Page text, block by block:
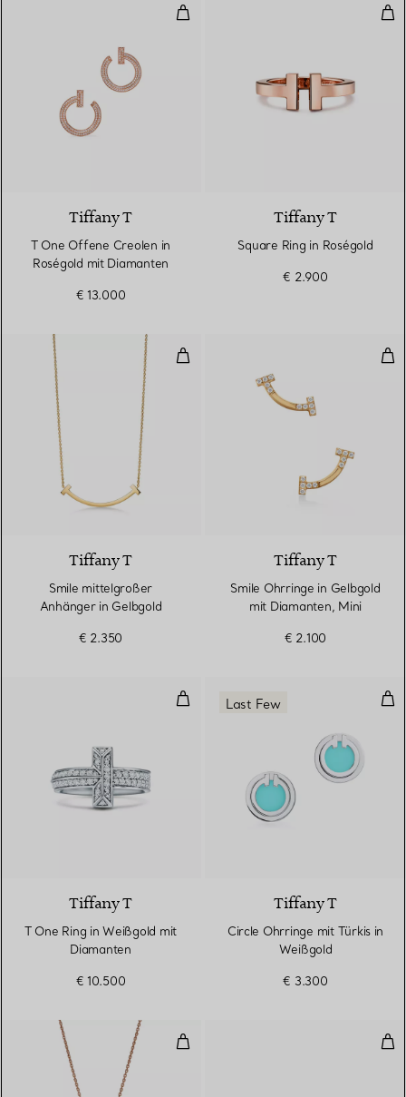
T One Offene Creolen in
Tiffany T
T One Offene Creolen in
Roségold mit Diamanten
€ 13.000
Tiffany T
Square Ring in Roségold
€ 2.900
Smile mittelgroßer Anhänger in
Tiffany T
Smile mittelgroßer
Anhänger in Gelbgold
€ 2.350
Tiffany T
Smile Ohrringe in Gelbgold
mit Diamanten, Mini
€ 2.100
T One Ring in Weißgold mit
Tiffany T
T One Ring in Weißgold mit
Diamanten
€ 10.500
Last Few
Tiffany T
Circle Ohrringe mit Türkis in
Weißgold
€ 3.300
T One schmaler Circle T